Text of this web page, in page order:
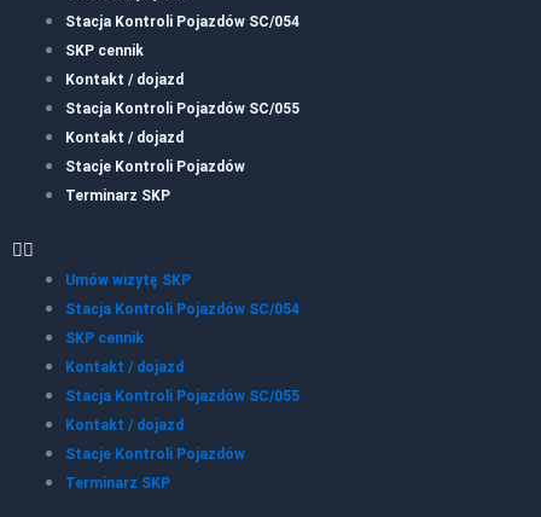
Stacja Kontroli Pojazdów SC/054
SKP cennik
Kontakt / dojazd
Stacja Kontroli Pojazdów SC/055
Kontakt / dojazd
Stacje Kontroli Pojazdów
Terminarz SKP
Umów wizytę SKP
Stacja Kontroli Pojazdów SC/054
SKP cennik
Kontakt / dojazd
Stacja Kontroli Pojazdów SC/055
Kontakt / dojazd
Stacje Kontroli Pojazdów
Terminarz SKP